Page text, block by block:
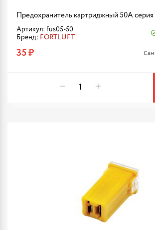
Предохранитель картриджный 50A
Артикул: fus05-50
Бренд: FORTLUFT
35 ₽